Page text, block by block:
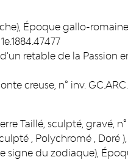
Époque gallo-
retable de la Passion
creuse, n° inv.
Taillé, sculpté, gravé,
, Polychromé , Doré
du zodiaque),